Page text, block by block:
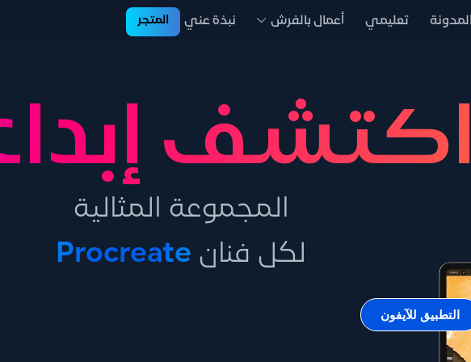
المدونة تعليمي أعمال بالفرش نبذة عني المتجر
اكتشف
المجموعة المثالية
لكل فنان Procreate
التطبيق للآيفون